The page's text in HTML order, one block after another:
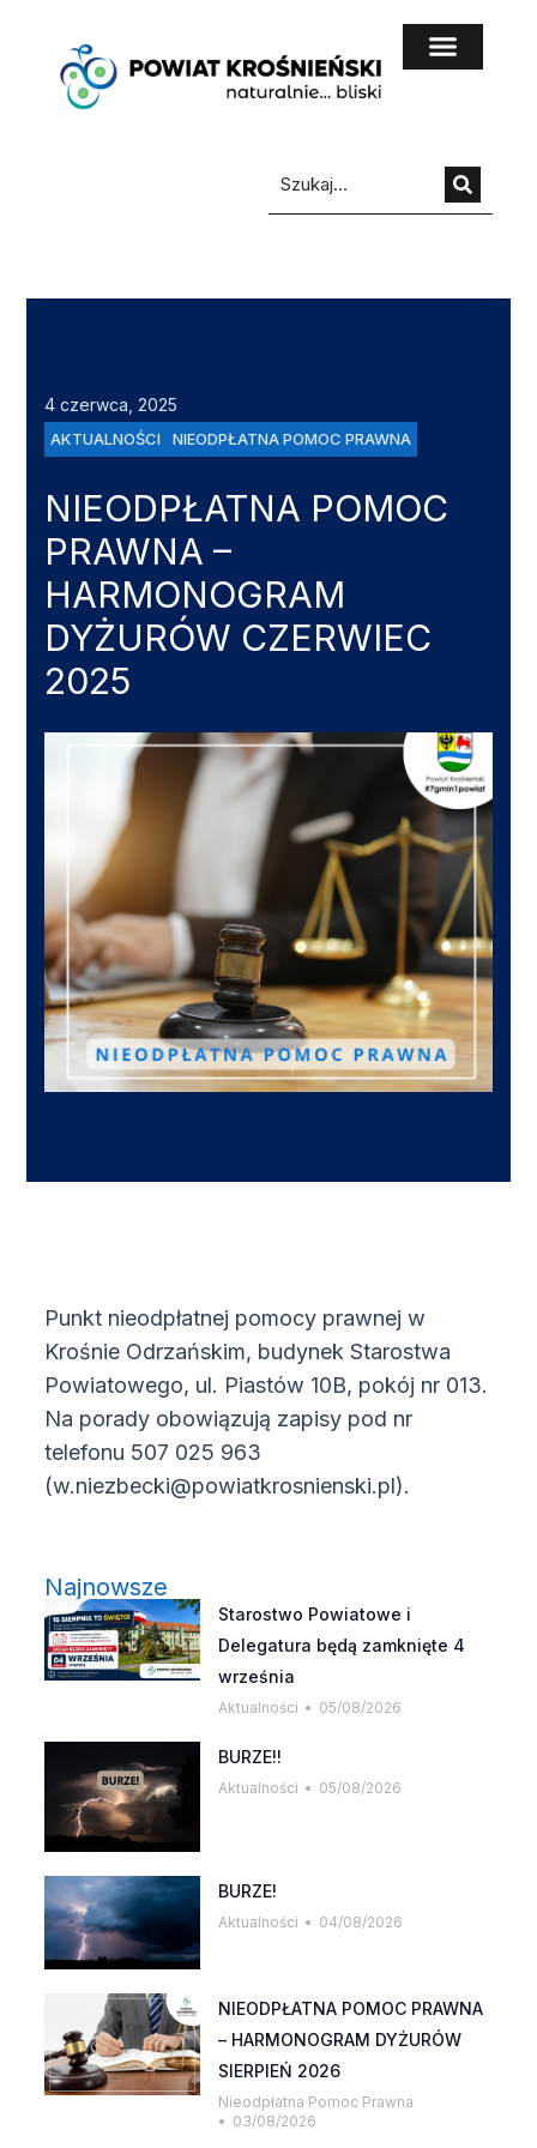
4 czerwca, 2025
AKTUALNOŚCI NIEODPŁATNA POMOC PRAWNA
NIEODPŁATNA POMOC
PRAWNA –
HARMONOGRAM
DYŻURÓW CZERWIEC
2025
Punkt nieodpłatnej pomocy prawnej w
Krośnie Odrzańskim, budynek Starostwa
Powiatowego, ul. Piastów 10B, pokój nr 013.
Na porady obowiązują zapisy pod nr
telefonu 507 025 963
(w.niezbecki@powiatkrosnienski.pl).
Najnowsze
Starostwo Powiatowe i
Delegatura będą zamknięte 4
września
Aktualności 05/08/2026
BURZE!!
Aktualności 05/08/2026
BURZE!
Aktualności 04/08/2026
NIEODPŁATNA POMOC PRAWNA
– HARMONOGRAM DYŻURÓW
SIERPIEŃ 2026
Nieodpłatna Pomoc Prawna
03/08/2026